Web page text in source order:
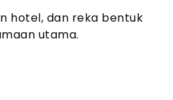
hotel, dan reka bentuk
utama.